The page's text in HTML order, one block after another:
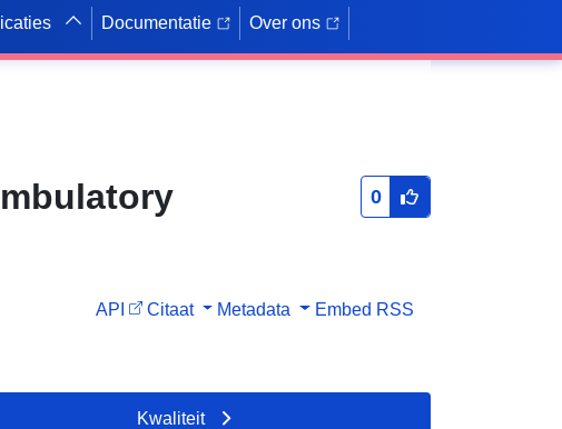
Documentatie Over ons
0
API Citaat Metadata Embed RSS
Kwaliteit